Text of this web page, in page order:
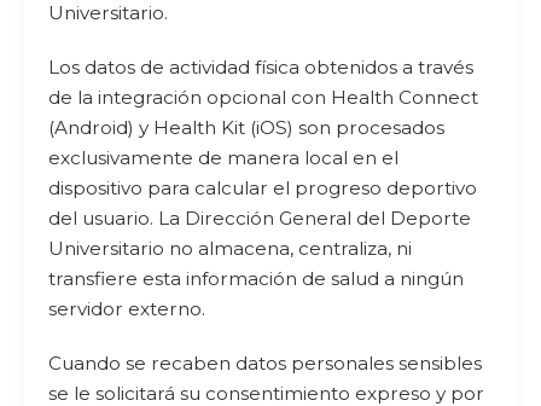
Universitario.
Los datos de actividad física obtenidos a través
de la integración opcional con Health Connect
(Android) y Health Kit (iOS) son procesados
exclusivamente de manera local en el
dispositivo para calcular el progreso deportivo
del usuario. La Dirección General del Deporte
Universitario no almacena, centraliza, ni
transfiere esta información de salud a ningún
servidor externo.
Cuando se recaben datos personales sensibles
se le solicitará su consentimiento expreso y por